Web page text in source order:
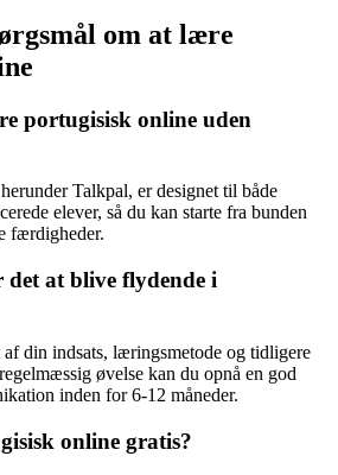
om at lære
portugisisk online uden
Talkpal, er designet til både
elever, så du kan starte fra bunden
færdigheder.
at blive flydende i
din indsats, læringsmetode og tidligere
øvelse kan du opnå en god
inden for 6-12 måneder.
online gratis?